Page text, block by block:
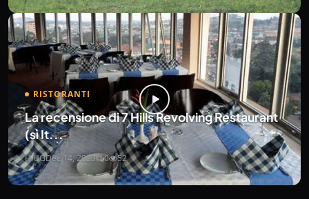
RISTORANTI
La recensione di 7 Hills Revolving Restaurant
(sì It...
HiUGDec 14, 2023 0 52